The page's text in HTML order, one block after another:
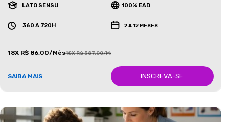
LATO SENSU 100% EAD
360 A 720H 2 A 12 MESES
18X R$ 86,00/Mês18X R$ 387,00/Mês
SAIBA MAIS INSCREVA-SE